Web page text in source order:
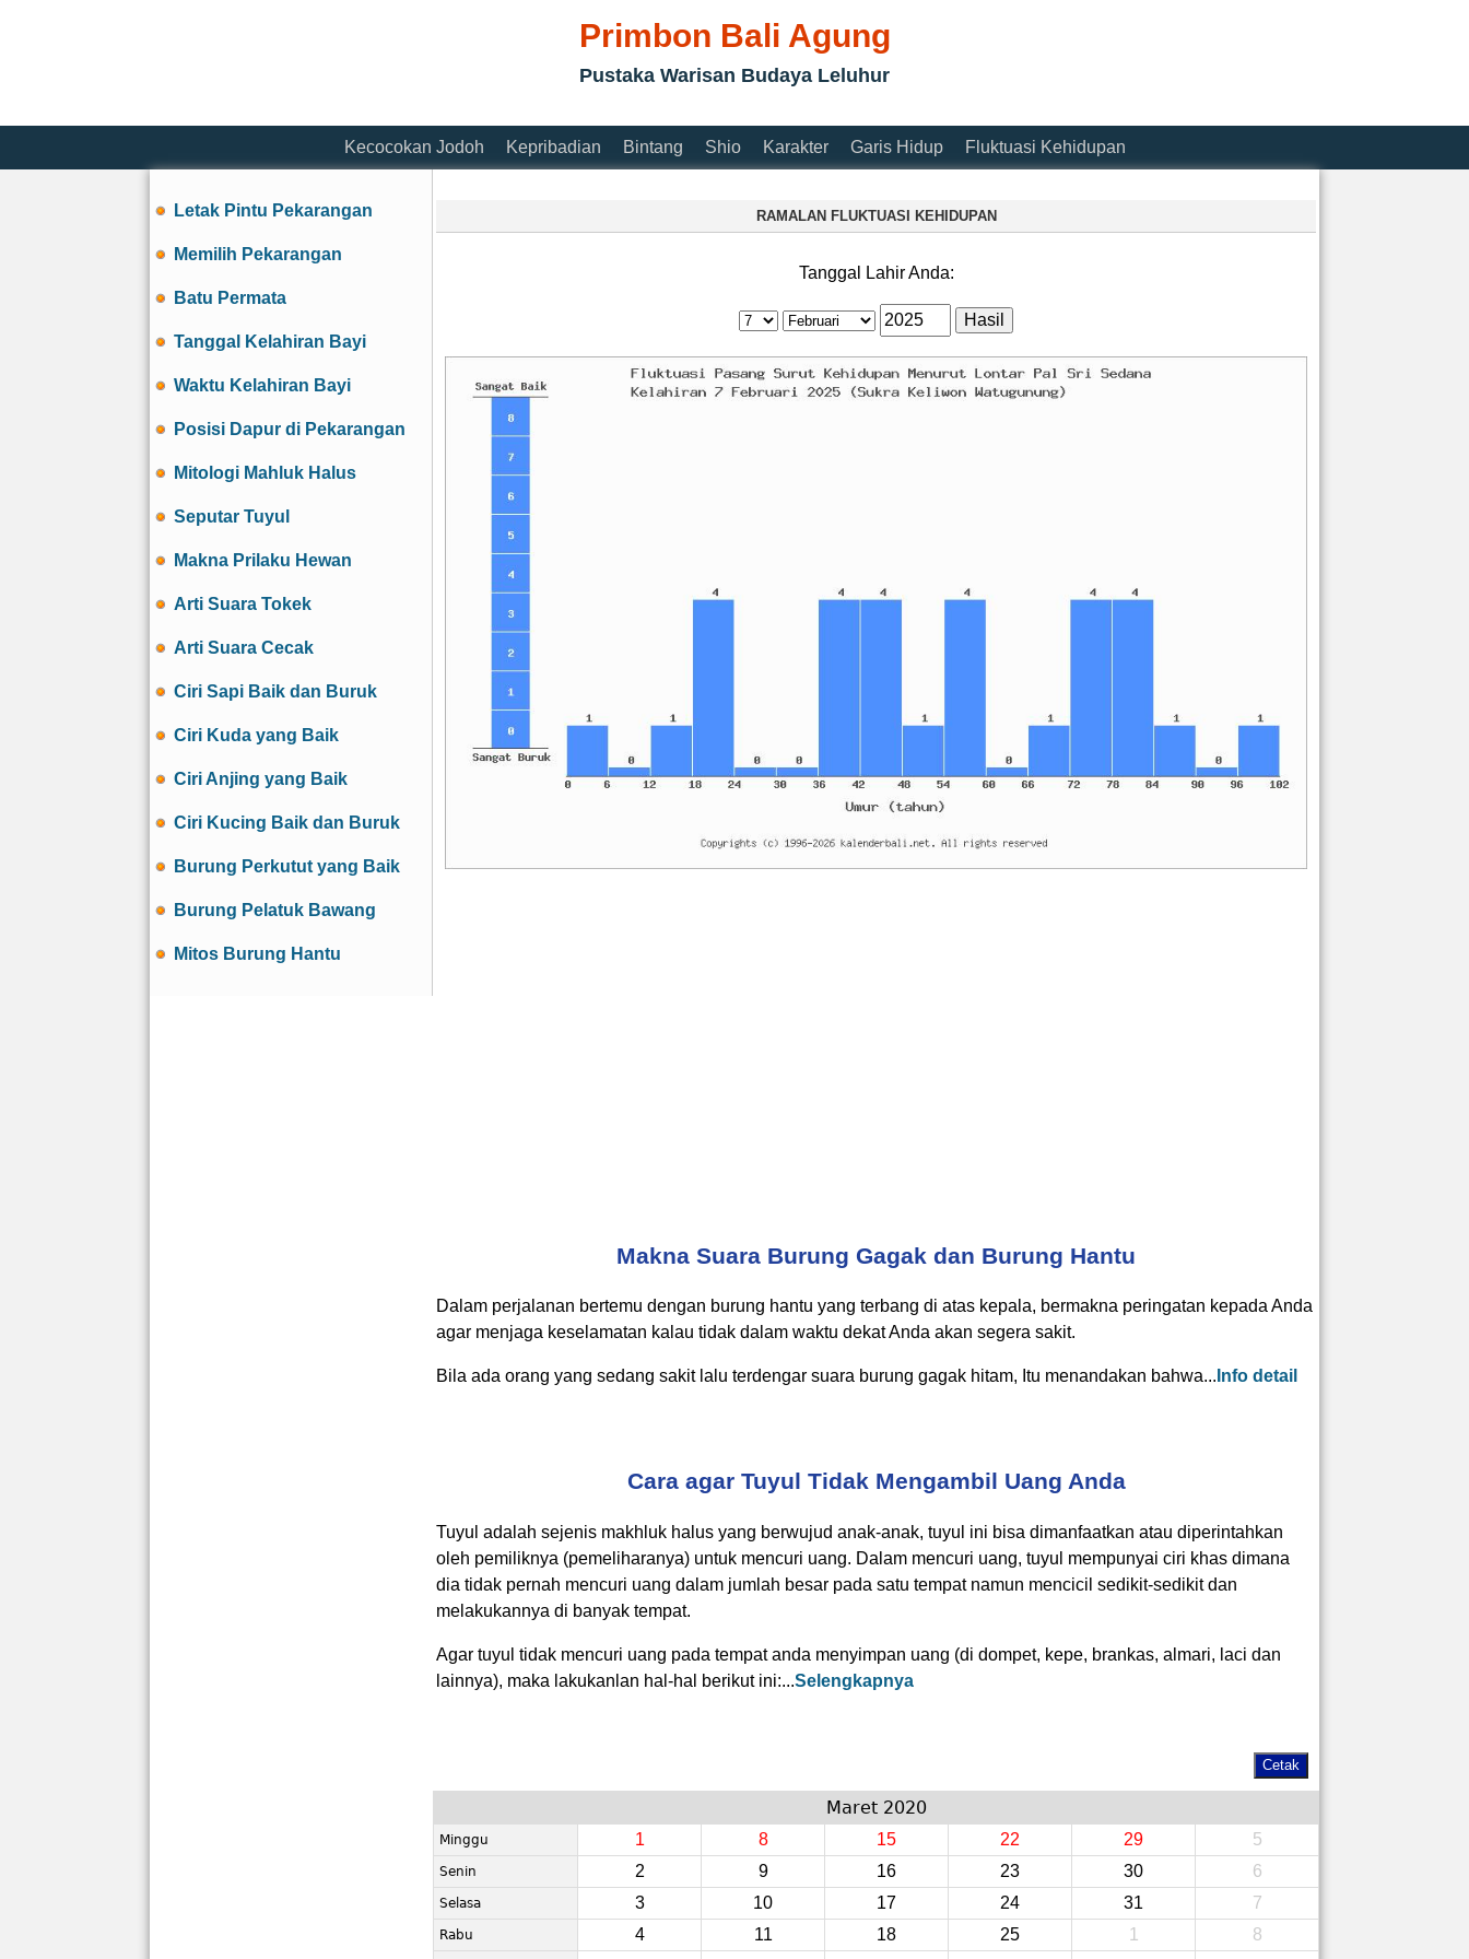
Primbon Bali Agung
Pustaka Warisan Budaya Leluhur
Kecocokan Jodoh Kepribadian Bintang Shio Karakter Garis Hidup Fluktuasi Kehidupan
Letak Pintu Pekarangan
Memilih Pekarangan
Batu Permata
Tanggal Kelahiran Bayi
Waktu Kelahiran Bayi
Posisi Dapur di Pekarangan
Mitologi Mahluk Halus
Seputar Tuyul
Makna Prilaku Hewan
Arti Suara Tokek
Arti Suara Cecak
Ciri Sapi Baik dan Buruk
Ciri Kuda yang Baik
Ciri Anjing yang Baik
Ciri Kucing Baik dan Buruk
Burung Perkutut yang Baik
Burung Pelatuk Bawang
Mitos Burung Hantu
RAMALAN FLUKTUASI KEHIDUPAN
Tanggal Lahir Anda:
Makna Suara Burung Gagak dan Burung Hantu
Dalam perjalanan bertemu dengan burung hantu yang terbang di atas kepala, bermakna peringatan kepada Anda
agar menjaga keselamatan kalau tidak dalam waktu dekat Anda akan segera sakit.
Bila ada orang yang sedang sakit lalu terdengar suara burung gagak hitam, Itu menandakan bahwa... Info detail
Cara agar Tuyul Tidak Mengambil Uang Anda
Tuyul adalah sejenis makhluk halus yang berwujud anak-anak, tuyul ini bisa dimanfaatkan atau diperintahkan
oleh pemiliknya (pemeliharanya) untuk mencuri uang. Dalam mencuri uang, tuyul mempunyai ciri khas dimana
dia tidak pernah mencuri uang dalam jumlah besar pada satu tempat namun mencicil sedikit-sedikit dan
melakukannya di banyak tempat.
Agar tuyul tidak mencuri uang pada tempat anda menyimpan uang (di dompet, kepe, brankas, almari, laci dan
lainnya), maka lakukanlan hal-hal berikut ini:...Selengkapnya
Maret 2020
Minggu 1 8 15 22 29 5
Senin 2 9 16 23 30 6
Selasa 3 10 17 24 31 7
Rabu 4 11 18 25 1
8